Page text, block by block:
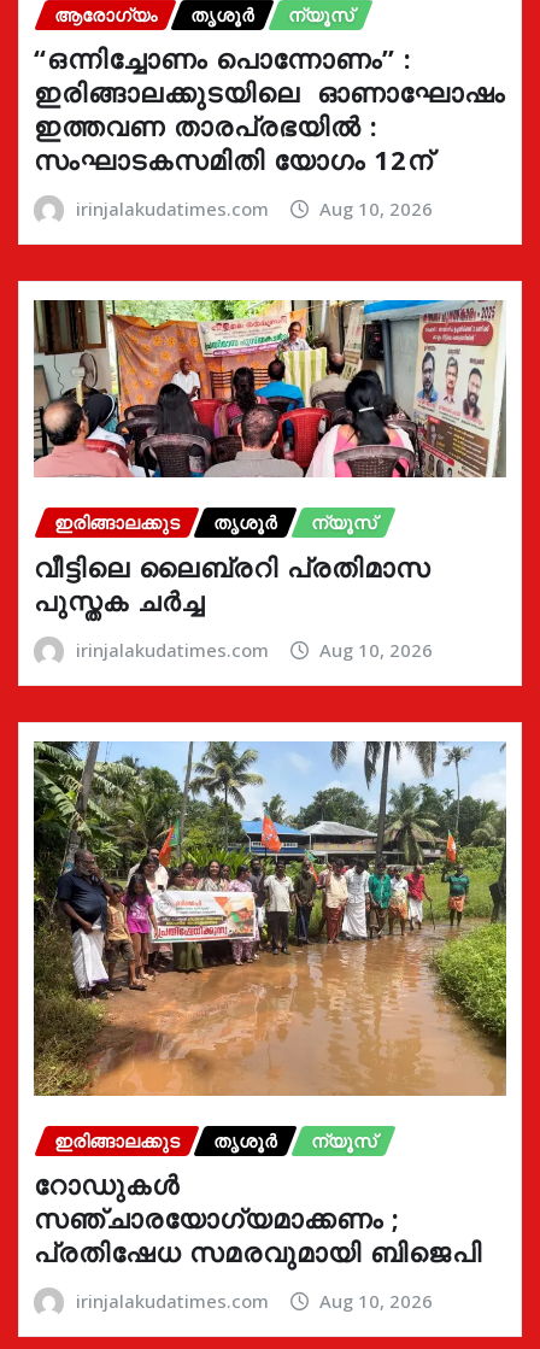
ആരോഗ്യം തൃശൂർ ന്യൂസ്
“ഒന്നിച്ചോണം പൊന്നോണം” :
ഇരിങ്ങാലക്കുടയിലെ ഓണാഘോഷം
ഇത്തവണ താരപ്രഭയിൽ :
സംഘാടകസമിതി യോഗം 12ന്
irinjalakudatimes.com Aug 10, 2026
ഇരിങ്ങാലക്കുട തൃശൂർ ന്യൂസ്
വീട്ടിലെ ലൈബ്രറി പ്രതിമാസ
പുസ്തക ചർച്ച
irinjalakudatimes.com Aug 10, 2026
ഇരിങ്ങാലക്കുട തൃശൂർ ന്യൂസ്
റോഡുകൾ
സഞ്ചാരയോഗ്യമാക്കണം ;
പ്രതിഷേധ സമരവുമായി ബിജെപി
irinjalakudatimes.com Aug 10, 2026